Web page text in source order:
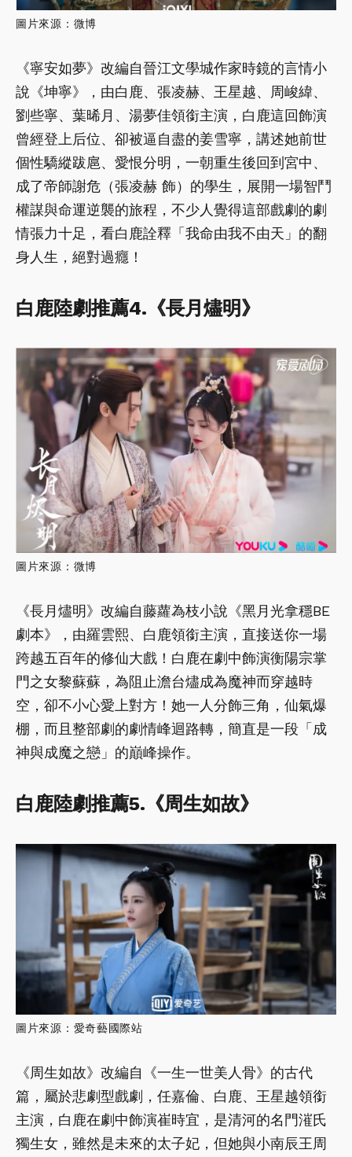
圖片來源：微博
《寧安如夢》改編自晉江文學城作家時鏡的言情小
說《坤寧》，由白鹿、張凌赫、王星越、周峻緯、
劉些寧、葉晞月、湯夢佳領銜主演，白鹿這回飾演
曾經登上后位、卻被逼自盡的姜雪寧，講述她前世
個性驕縱跋扈、愛恨分明，一朝重生後回到宮中、
成了帝師謝危（張凌赫 飾）的學生，展開一場智鬥
權謀與命運逆襲的旅程，不少人覺得這部戲劇的劇
情張力十足，看白鹿詮釋「我命由我不由天」的翻
身人生，絕對過癮！
白鹿陸劇推薦4.《長月燼明》
圖片來源：微博
《長月燼明》改編自藤蘿為枝小說《黑月光拿穩BE
劇本》，由羅雲熙、白鹿領銜主演，直接送你一場
跨越五百年的修仙大戲！白鹿在劇中飾演衡陽宗掌
門之女黎蘇蘇，為阻止澹台燼成為魔神而穿越時
空，卻不小心愛上對方！她一人分飾三角，仙氣爆
棚，而且整部劇的劇情峰迴路轉，簡直是一段「成
神與成魔之戀」的巔峰操作。
白鹿陸劇推薦5.《周生如故》
圖片來源：愛奇藝國際站
《周生如故》改編自《一生一世美人骨》的古代
篇，屬於悲劇型戲劇，任嘉倫、白鹿、王星越領銜
主演，白鹿在劇中飾演崔時宜，是清河的名門漼氏
獨生女，雖然是未來的太子妃，但她與小南辰王周